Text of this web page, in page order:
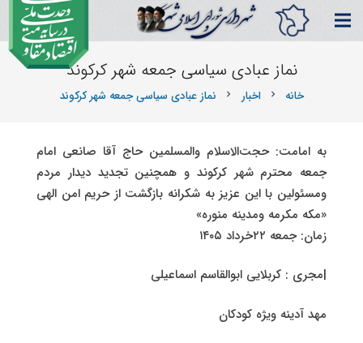
نماز عبادی سیاسی جمعه شهر کرکوند
خانه chevron_right اخبار chevron_right نماز عبادی سیاسی جمعه شهر کرکوند
به امامت: حجت‌الاسلام والمسلمین حاج آقا صانعی امام
جمعه محترم شهر کرکوند و همچنین تجدید دیدار مردم
ومسئولین با این عزیز به شکرانه بازگشت از حریم امن الهی
«مکه مکرمه ومدینه منوره»
زمان: جمعه ۲۲خرداد ۱۴۰۵
|مجری : کربلایی ابوالقاسم اسماعیلی
مهد آدینه ویژه کودکان